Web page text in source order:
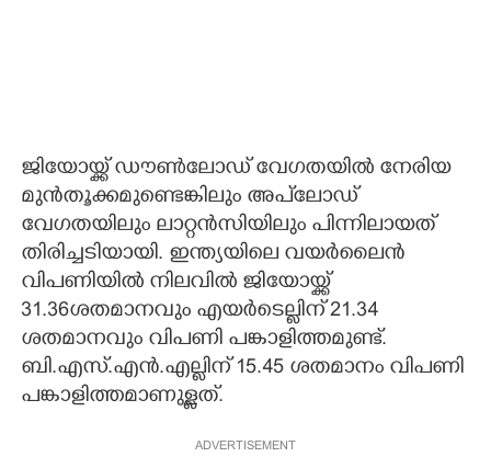
ജിയോയ്ക്ക് ഡൗൺലോഡ് വേഗതയിൽ നേരിയ
മുൻതൂക്കമുണ്ടെങ്കിലും അപ്‌ലോഡ്
വേഗതയിലും ലാറ്റൻസിയിലും പിന്നിലായത്
തിരിച്ചടിയായി. ഇന്ത്യയിലെ വയർലൈൻ
വിപണിയിൽ നിലവിൽ ജിയോയ്ക്ക്
31.36ശതമാനവും എയർടെല്ലിന് 21.34
ശതമാനവും വിപണി പങ്കാളിത്തമുണ്ട്.
ബി.എസ്.എൻ.എല്ലിന് 15.45 ശതമാനം വിപണി
പങ്കാളിത്തമാണുള്ളത്.
ADVERTISEMENT